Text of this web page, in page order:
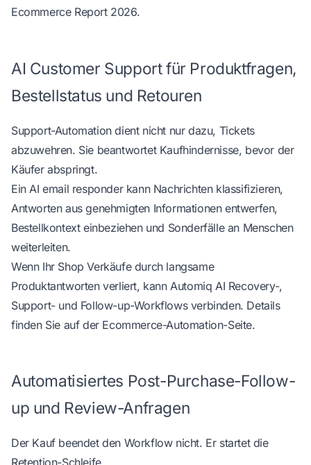
Ecommerce Report 2026.
AI Customer Support für Produktfragen,
Bestellstatus und Retouren
Support-Automation dient nicht nur dazu, Tickets
abzuwehren. Sie beantwortet Kaufhindernisse, bevor der
Käufer abspringt.
Ein AI email responderkann Nachrichten klassifizieren,
Antworten aus genehmigten Informationen entwerfen,
Bestellkontext einbeziehen und Sonderfälle an Menschen
weiterleiten.
Wenn Ihr Shop Verkäufe durch langsame
Produktantworten verliert, kann Automiq AI Recovery-,
Support- und Follow-up-Workflows verbinden. Details
finden Sie auf der Ecommerce-Automation-Seite.
Automatisiertes Post-Purchase-Follow-
up und Review-Anfragen
Der Kauf beendet den Workflow nicht. Er startet die